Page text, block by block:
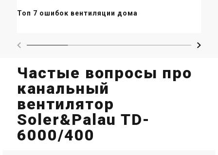
19 423 грн 26 355 грн
Топ 7 ошибок вентиляции дома
Частые вопросы про
канальный
вентилятор
Soler&Palau TD-
6000/400